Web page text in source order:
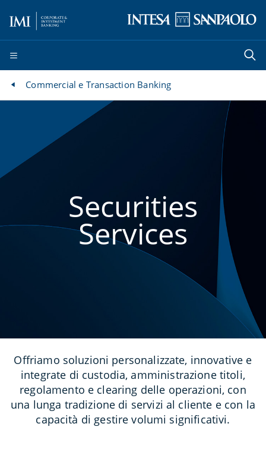
Commercial e Transaction Banking
Securities
Services
Offriamo soluzioni personalizzate, innovative e
integrate di custodia, amministrazione titoli,
regolamento e clearing delle operazioni, con
una lunga tradizione di servizi al cliente e con la
capacità di gestire volumi significativi.